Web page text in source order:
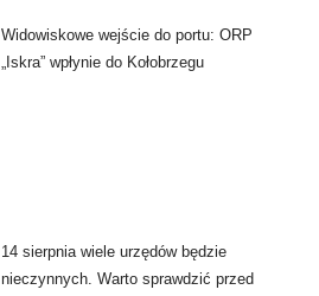
Widowiskowe wejście do portu: ORP
„Iskra” wpłynie do Kołobrzegu
14 sierpnia wiele urzędów będzie
nieczynnych. Warto sprawdzić przed